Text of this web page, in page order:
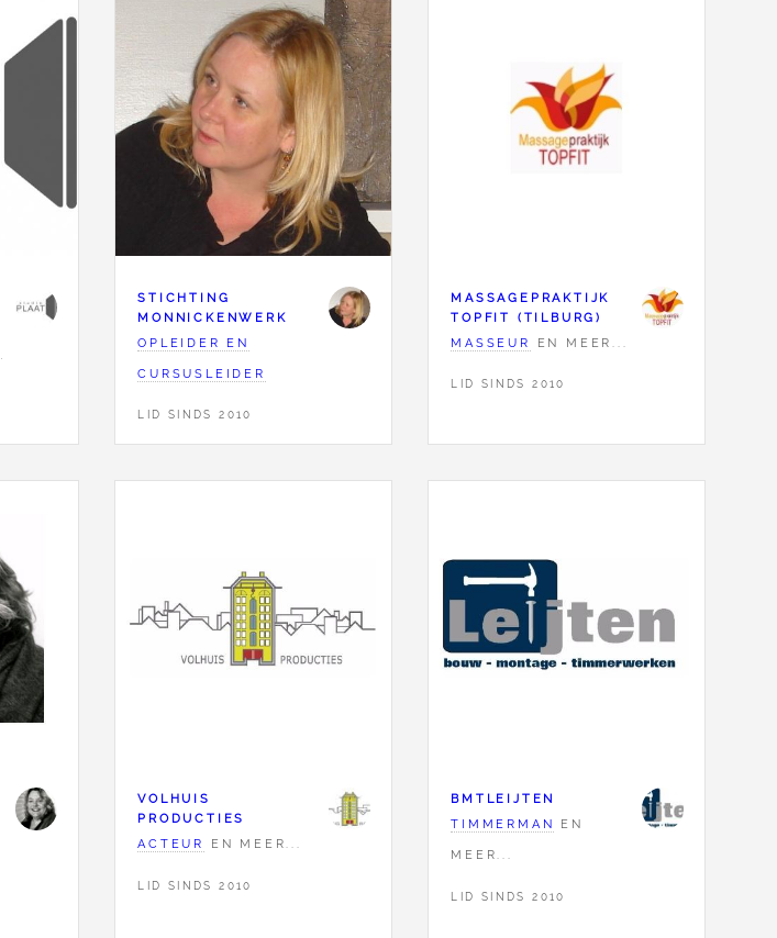
STICHTING
MONNICKENWERK
OPLEIDER EN
CURSUSLEIDER
LID SINDS 2010
MASSAGEPRAKTIJK
TOPFIT (TILBURG)
MASSEUR
EN MEER...
LID SINDS 2010
VOLHUIS
PRODUCTIES
ACTEUR
EN MEER...
LID SINDS 2010
BMTLEIJTEN
TIMMERMAN
EN
MEER...
LID SINDS 2010